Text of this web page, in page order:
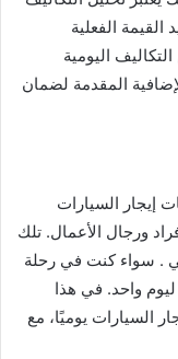
الفعلية
فحص التكاليف اليومية
المقدمة لضمان
إيجار السيارات
ورجال الأعمال. تلك
. سواء كنت في رحلة
واحد. في هذا
السيارات يوميًا، مع